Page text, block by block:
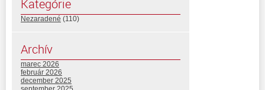
Kategórie
Nezaradené (110)
Archív
marec 2026
február 2026
december 2025